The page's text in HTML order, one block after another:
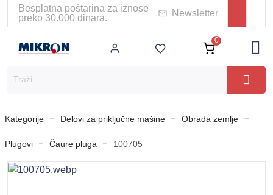
Besplatna poštarina za iznose
preko 30.000 dinara.
Newsletter
0
Kategorije Delovi za priključne mašine Obrada zemlje
Plugovi Čaure pluga 100705